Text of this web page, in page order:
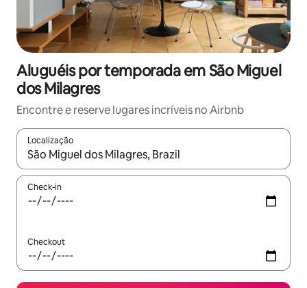
Aluguéis por temporada em São Miguel
dos Milagres
Encontre e reserve lugares incríveis no Airbnb
Localização
Quando os resultados estiverem disponíveis, explore-os
Check-in
Checkout